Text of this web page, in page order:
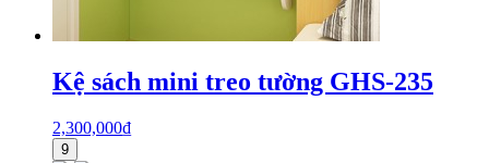
Kệ sách mini treo tường GHS-235
2,300,000₫
9